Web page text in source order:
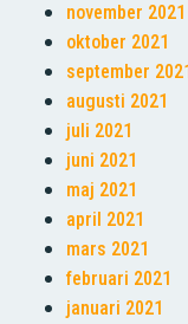
november 2021
oktober 2021
september 2021
augusti 2021
juli 2021
juni 2021
maj 2021
april 2021
mars 2021
februari 2021
januari 2021